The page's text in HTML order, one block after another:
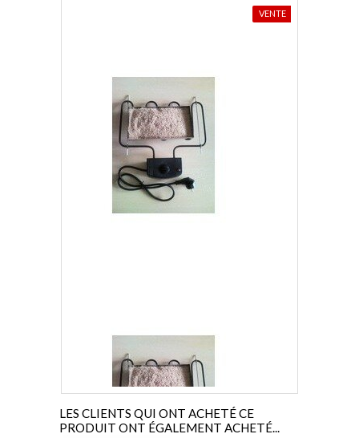
VENTE
LES CLIENTS QUI ONT ACHETÉ CE
PRODUIT ONT ÉGALEMENT ACHETÉ...